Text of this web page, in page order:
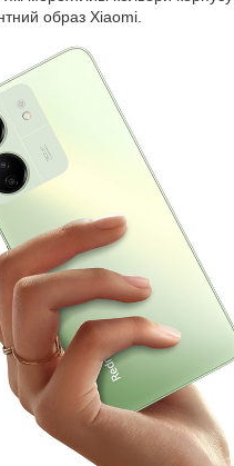
образ Xiaomi.